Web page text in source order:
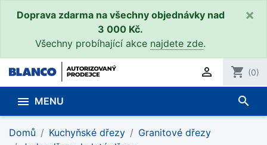
Doprava zdarma na všechny objednávky nad
3 000 Kč.
Všechny probíhající akce najdete zde.
×
 shopping_cart (0)
 MENU search
Domů Kuchyňské dřezy
Granitové dřezy